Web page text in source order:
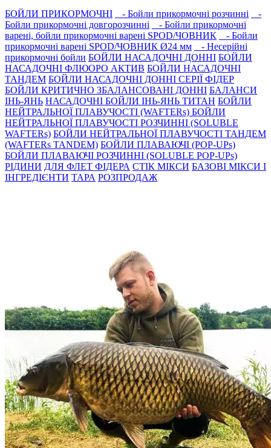
БОЙЛИ ПРИКОРМОЧНI
- Бойли прикормочні розчинні
-
Бойли прикормочні довгорозчиннi
- Бойли прикормочні
варенi, бойли прикормочні варенi SPOD/ЧОВНИК
- Бойли
прикормочні варені SPOD/ЧОВНИК Ø24 мм
- Несерiйнi
прикормочнi бойли БОЙЛИ НАСАДОЧНI ДОННI БОЙЛИ
НАСАДОЧНІ ФЛЮОРО АКТИВ БОЙЛИ НАСАДОЧНІ
ТАНДЕМ БОЙЛИ НАСАДОЧНI ДОННI СЕРIÏ ФIДЕР
БОЙЛИ КРИТИЧНО ЗБАЛАНСОВАНІ ДОННІ БАЛАНСИ
ІНЬ-ЯНЬ НАСАДОЧНІ БОЙЛИ ІНЬ-ЯНЬ ТИТАН БОЙЛИ
НЕЙТРАЛЬНОÏ ПЛАВУЧОСТI (WAFTERs) БОЙЛИ
НЕЙТРАЛЬНОЇ ПЛАВУЧОСТІ РОЗЧИННІ (SOLUBLE
WAFTERs) БОЙЛИ НЕЙТРАЛЬНОЇ ПЛАВУЧОСТІ ТАНДЕМ
(WAFTERs TANDEM) БОЙЛИ ПЛАВАЮЧІ (POP-UPs)
БОЙЛИ ПЛАВАЮЧI РОЗЧИННI (SOLUBLE POP-UPs)
РIДИНИ ДЛЯ ФЛЕТ ФІДЕРА СТIК МIКСИ БАЗОВІ МІКСИ І
ІНГРЕДІЄНТИ ТАРА РОЗПРОДАЖ